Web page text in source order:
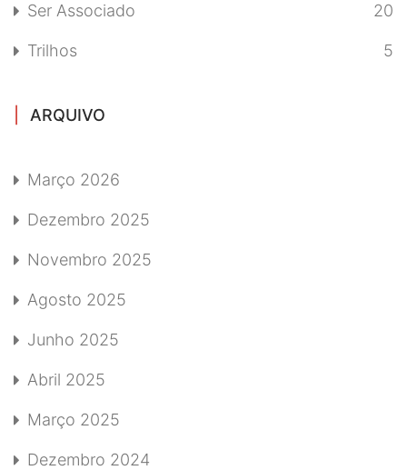
Ser Associado 20
Trilhos 5
ARQUIVO
Março 2026
Dezembro 2025
Novembro 2025
Agosto 2025
Junho 2025
Abril 2025
Março 2025
Dezembro 2024